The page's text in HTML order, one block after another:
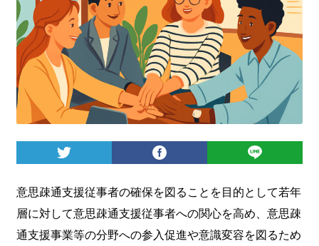
ダウンロード
会員登録
ログイン
意思疎通支援従事者の確保を図ることを目的として若年
層に対して意思疎通支援従事者への関心を高め、意思疎
通支援事業等の分野への参入促進や意識変容を図るため